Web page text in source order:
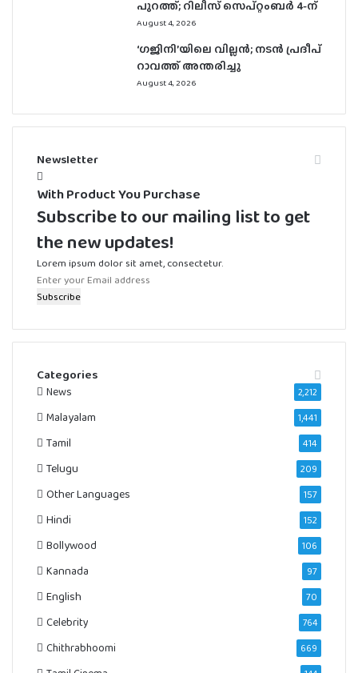
പുറത്ത്; റിലീസ് സെപ്റ്റംബർ 4-ന്
August 4, 2026
‘ഗജിനി’യിലെ വില്ലൻ; നടൻ പ്രദീപ്
റാവത്ത് അന്തരിച്ചു
August 4, 2026
Newsletter
With Product You Purchase
Subscribe to our mailing list to get
the new updates!
Lorem ipsum dolor sit amet, consectetur.
Enter
your
address
Categories
News 2,212
Malayalam 1,441
Tamil 414
Telugu 209
Other Languages 157
Hindi 152
Bollywood 106
Kannada 97
English 70
Celebrity 764
Chithrabhoomi 669